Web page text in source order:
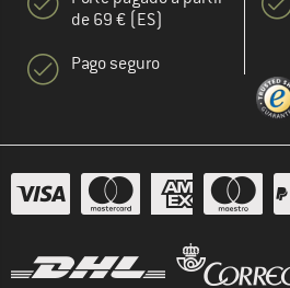
de 69 € (ES)
Pago seguro